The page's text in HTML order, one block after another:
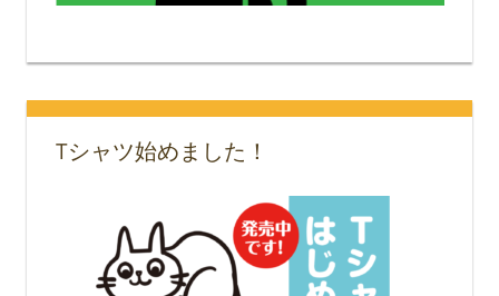
Tシャツ始めました！